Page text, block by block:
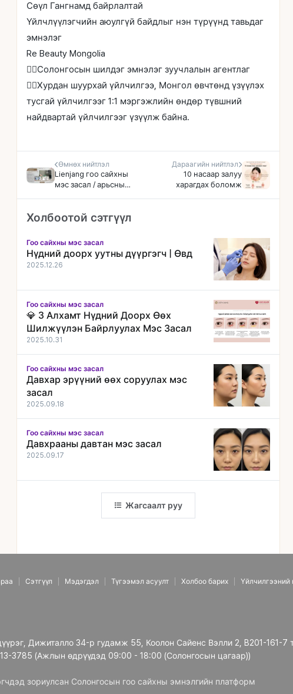
Сөүл Гангнамд байрлалтай
Үйлчлүүлэгчийн аюулгүй байдлыг нэн түрүүнд тавьдаг
эмнэлэг
Re Beauty Mongolia
👉🏻Солонгосын шилдэг эмнэлэг зуучлалын агентлаг
👉🏻Хурдан шуурхай үйлчилгээ, Монгол өвчтөнд үзүүлэх
тусгай үйлчилгээг 1:1 мэргэжлийн өндөр түвшний
найдвартай үйлчилгээг үзүүлж байна.
Өмнөх нийтлэл
Lienjang гоо сайхны
мэс засал / арьсны
Дараагийн нийтлэл
10 насаар залуу
харагдах боломж
Холбоотой сэтгүүл
Гоо сайхны мэс засал
Нүдний доорх уутны дүүргэгч | Өвд
2025.12.26
Гоо сайхны мэс засал
💎 3 Алхамт Нүдний Доорх Өөх
Шилжүүлэн Байрлуулах Мэс Засал
2025.10.31
Гоо сайхны мэс засал
Давхар эрүүний өөх соруулах мэс
засал
2025.09.18
Гоо сайхны мэс засал
Давхрааны давтан мэс засал
2025.09.17
Жагсаалт руу
Сэтгүүл Мэдэгдэл Түгээмэл асуулт Холбоо барих Үйлчилгээний
Дижиталло 34-р гудамж 55, Коолон Сайенс Вэлли 2, B201-161-7
3785 (Ажлын өдрүүдэд 09:00 - 18:00 (Солонгосын цагаар))
зориулсан Солонгосын гоо сайхны эмнэлгийн платформ